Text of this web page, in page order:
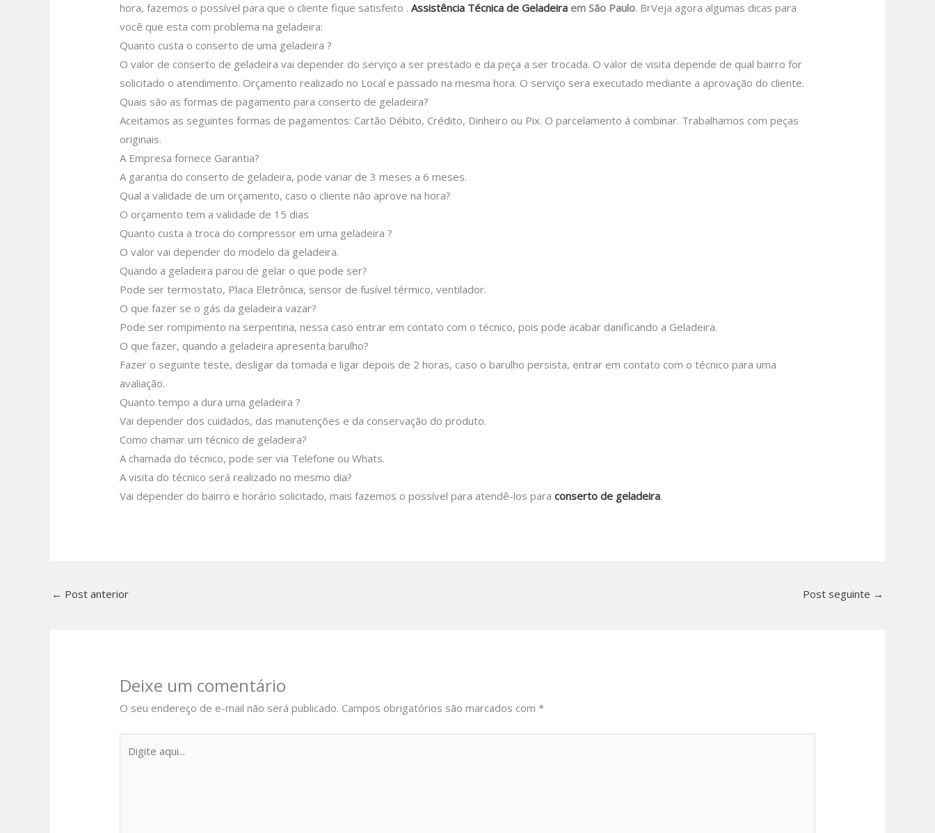
hora, fazemos o possível para que o cliente fique satisfeito .Assistência Técnica de Geladeira em São Paulo. BrVeja agora algumas dicas para
você que esta com problema na geladeira:
Quanto custa o conserto de uma geladeira ?
O valor de conserto de geladeira vai depender do serviço a ser prestado e da peça a ser trocada. O valor de visita depende de qual bairro for
solicitado o atendimento. Orçamento realizado no Local e passado na mesma hora. O serviço sera executado mediante a aprovação do cliente.
Quais são as formas de pagamento para conserto de geladeira?
Aceitamos as seguintes formas de pagamentos: Cartão Débito, Crédito, Dinheiro ou Pix. O parcelamento á combinar. Trabalhamos com peças
originais.
A Empresa fornece Garantia?
A garantia do conserto de geladeira, pode variar de 3 meses a 6 meses.
Qual a validade de um orçamento, caso o cliente não aprove na hora?
O orçamento tem a validade de 15 dias
Quanto custa a troca do compressor em uma geladeira ?
O valor vai depender do modelo da geladeira.
Quando a geladeira parou de gelar o que pode ser?
Pode ser termostato, Placa Eletrônica, sensor de fusível térmico, ventilador.
O que fazer se o gás da geladeira vazar?
Pode ser rompimento na serpentina, nessa caso entrar em contato com o técnico, pois pode acabar danificando a Geladeira.
O que fazer, quando a geladeira apresenta barulho?
Fazer o seguinte teste, desligar da tomada e ligar depois de 2 horas, caso o barulho persista, entrar em contato com o técnico para uma
avaliação.
Quanto tempo a dura uma geladeira ?
Vai depender dos cuidados, das manutenções e da conservação do produto.
Como chamar um técnico de geladeira?
A chamada do técnico, pode ser via Telefone ou Whats.
A visita do técnico será realizado no mesmo dia?
Vai depender do bairro e horário solicitado, mais fazemos o possível para atendê-los paraconserto de geladeira.
← Post anterior Post seguinte →
Deixe um comentário
O seu endereço de e-mail não será publicado. Campos obrigatórios são marcados com*
aqui...